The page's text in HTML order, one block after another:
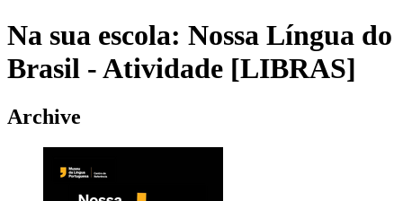
Na sua escola: Nossa Língua do
Brasil - Atividade [LIBRAS]
Archive